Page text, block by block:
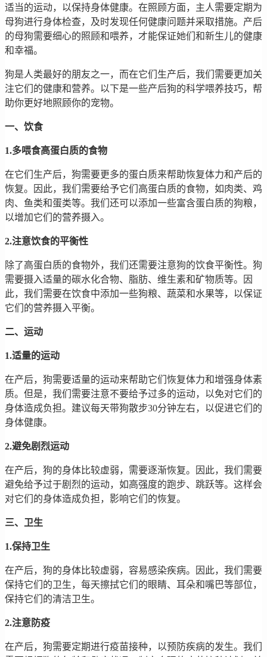
适当的运动，以保持身体健康。在照顾方面，主人需要定期为
母狗进行身体检查，及时发现任何健康问题并采取措施。产后
的母狗需要细心的照顾和喂养，才能保证她们和新生儿的健康
和幸福。
狗是人类最好的朋友之一，而在它们生产后，我们需要更加关
注它们的健康和营养。以下是一些产后狗的科学喂养技巧，帮
助你更好地照顾你的宠物。
一、饮食
1.多喂食高蛋白质的食物
在它们生产后，狗需要更多的蛋白质来帮助恢复体力和产后的
恢复。因此，我们需要给予它们高蛋白质的食物，如肉类、鸡
肉、鱼类和蛋类等。我们还可以添加一些富含蛋白质的狗粮，
以增加它们的营养摄入。
2.注意饮食的平衡性
除了高蛋白质的食物外，我们还需要注意狗的饮食平衡性。狗
需要摄入适量的碳水化合物、脂肪、维生素和矿物质等。因
此，我们需要在饮食中添加一些狗粮、蔬菜和水果等，以保证
它们的营养摄入平衡。
二、运动
1.适量的运动
在产后，狗需要适量的运动来帮助它们恢复体力和增强身体素
质。但是，我们需要注意不要给予过多的运动，以免对它们的
身体造成负担。建议每天带狗散步30分钟左右，以促进它们的
身体健康。
2.避免剧烈运动
在产后，狗的身体比较虚弱，需要逐渐恢复。因此，我们需要
避免给予过于剧烈的运动，如高强度的跑步、跳跃等。这样会
对它们的身体造成负担，影响它们的恢复。
三、卫生
1.保持卫生
在产后，狗的身体比较虚弱，容易感染疾病。因此，我们需要
保持它们的卫生，每天擦拭它们的眼睛、耳朵和嘴巴等部位，
保持它们的清洁卫生。
2.注意防疫
在产后，狗需要定期进行疫苗接种，以预防疾病的发生。我们